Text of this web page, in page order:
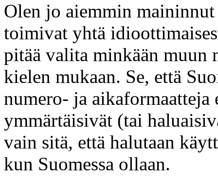
Olen jo aiemmin
toimivat yhtä
pitää valita minkään muun
kielen mukaan. Se, että
numero- ja
ymmärtäisivät (tai
vain sitä, että halutaan
kun Suomessa ollaan.